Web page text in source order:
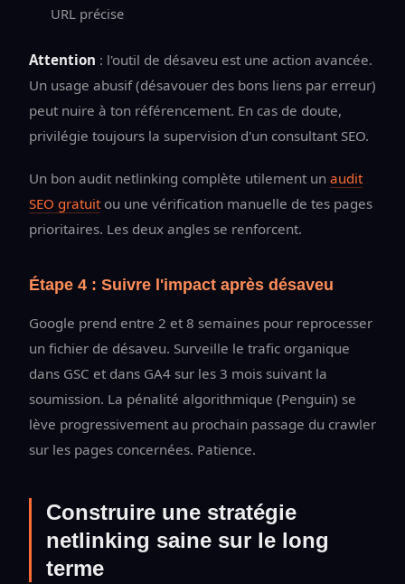
URL précise
Attention : l'outil de désaveu est une action avancée.
Un usage abusif (désavouer des bons liens par erreur)
peut nuire à ton référencement. En cas de doute,
privilégie toujours la supervision d'un consultant SEO.
Un bon audit netlinking complète utilement un audit
SEO gratuitou une vérification manuelle de tes pages
prioritaires. Les deux angles se renforcent.
Étape 4 : Suivre l'impact après désaveu
Google prend entre 2 et 8 semaines pour reprocesser
un fichier de désaveu. Surveille le trafic organique
dans GSC et dans GA4 sur les 3 mois suivant la
soumission. La pénalité algorithmique (Penguin) se
lève progressivement au prochain passage du crawler
sur les pages concernées. Patience.
Construire une stratégie
netlinking saine sur le long
terme